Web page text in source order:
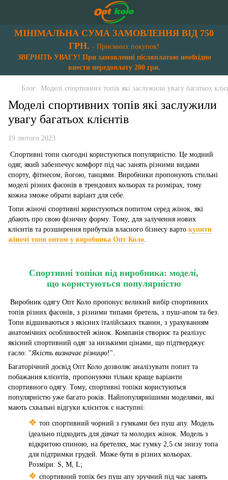
МІНІМАЛЬНА СУМА ЗАМОВЛЕННЯ ВІД 750
ГРН. - Приємних покупок!
ЗВЕРНІТЬ УВАГУ! При замовленні післяплатою необхідно
внести передоплату 200 грн.
Блог Моделі спортивних топів які заслужили увагу багатьох
Моделі спортивних топів які заслужили
увагу багатьох клієнтів
19 лютого 2023
Спортивні топи сьогодні користуються популярністю. Це модний
одяг, який забезпечує комфорт під час занять різними видами
спорту, фітнесом, йогою, танцями. Виробники пропонують стильні
моделі різних фасонів в трендових кольорах та розмірах, тому
кожна зможе обрати варіант для себе.
Топи жіночі спортивні користуються попитом серед жінок, які
дбають про свою фізичну форму. Тому, для залучення нових
клієнтів та розширення прибутків власного бізнесу варто купити
жіночі топи оптом у виробника Опт Коло.
Спортивні топіки від виробника: моделі,
що користуються популярністю
Виробник одягу Опт Коло пропонує великий вибір спортивних
топів різних фасонів, з різними типами бретель, з пуш-апом та без.
Топи відшиваються з якісних італійських тканин, з урахуванням
анатомічних особливостей жінок. Компанія створює та реалізує
якісний спортивний одяг за низькими цінами, що підтверджує
гасло: "Якість визначає різницю!".
Багаторічний досвід Опт Коло дозволяє аналізувати попит та
побажання клієнтів, пропонуючи тільки краще варіанти
спортивного одягу. Тому, спортивні топіки користуються
популярністю уже багато років. Найпопулярнішими моделями, які
мають схвальні відгуки клієнток є наступні:
❖ топ спортивний чорний з гумками без пуш апу. Модель
ідеально підходить для дівчат та молодих жінок. Модель з
відкритою спиною, на бретелях, має гумку 2,5 см знизу топа
для підтримки грудей. Може бути в різних кольорах.
Розміри: S, M, L;
❖ спортивний топік без пуш апу зручний під час занять